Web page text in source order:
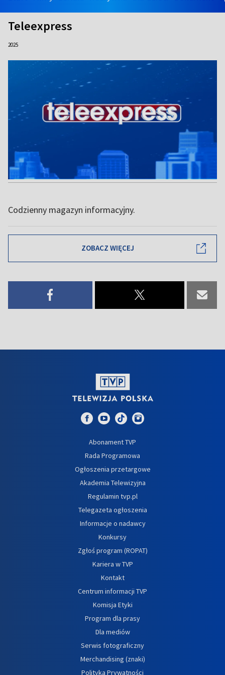
Teleexpress
2025
Codzienny magazyn informacyjny.
ZOBACZ WIĘCEJ
Abonament TVP
Rada Programowa
Ogłoszenia przetargowe
Akademia Telewizyjna
Regulamin tvp.pl
Telegazeta ogłoszenia
Informacje o nadawcy
Konkursy
Zgłoś program (ROPAT)
Kariera w TVP
Kontakt
Centrum informacji TVP
Komisja Etyki
Program dla prasy
Dla mediów
Serwis fotograficzny
Merchandising (znaki)
Polityka Prywatności